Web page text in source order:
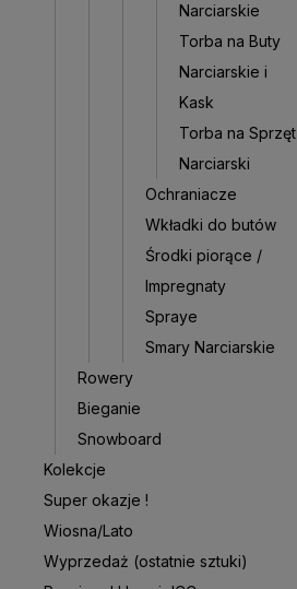
Narciarskie
Torba na Buty
Narciarskie i
Kask
Torba na Sprzęt
Narciarski
Ochraniacze
Wkładki do butów
Środki piorące /
Impregnaty
Spraye
Smary Narciarskie
Rowery
Bieganie
Snowboard
Kolekcje
Super okazje !
Wiosna/Lato
Wyprzedaż (ostatnie sztuki)